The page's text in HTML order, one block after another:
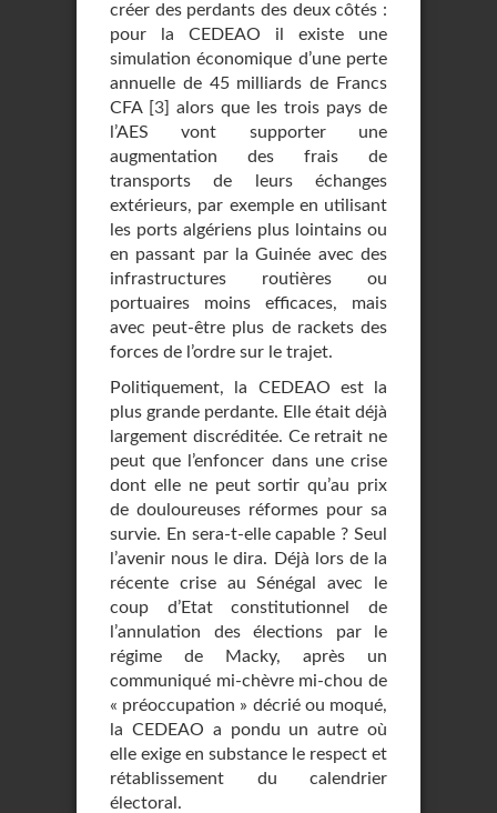
créer des perdants des deux côtés :
pour la CEDEAO il existe une
simulation économique d’une perte
annuelle de 45 milliards de Francs
CFA[3] alors que les trois pays de
l’AES vont supporter une
augmentation des frais de
transports de leurs échanges
extérieurs, par exemple en utilisant
les ports algériens plus lointains ou
en passant par la Guinée avec des
infrastructures routières ou
portuaires moins efficaces, mais
avec peut-être plus de rackets des
forces de l’ordre sur le trajet.
Politiquement, la CEDEAO est la
plus grande perdante. Elle était déjà
largement discréditée. Ce retrait ne
peut que l’enfoncer dans une crise
dont elle ne peut sortir qu’au prix
de douloureuses réformes pour sa
survie. En sera-t-elle capable ? Seul
l’avenir nous le dira. Déjà lors de la
récente crise au Sénégal avec le
coup d’Etat constitutionnel de
l’annulation des élections par le
régime de Macky, après un
communiqué mi-chèvre mi-chou de
« préoccupation » décrié ou moqué,
la CEDEAO a pondu un autre où
elle exige en substance le respect et
rétablissement du calendrier
électoral.